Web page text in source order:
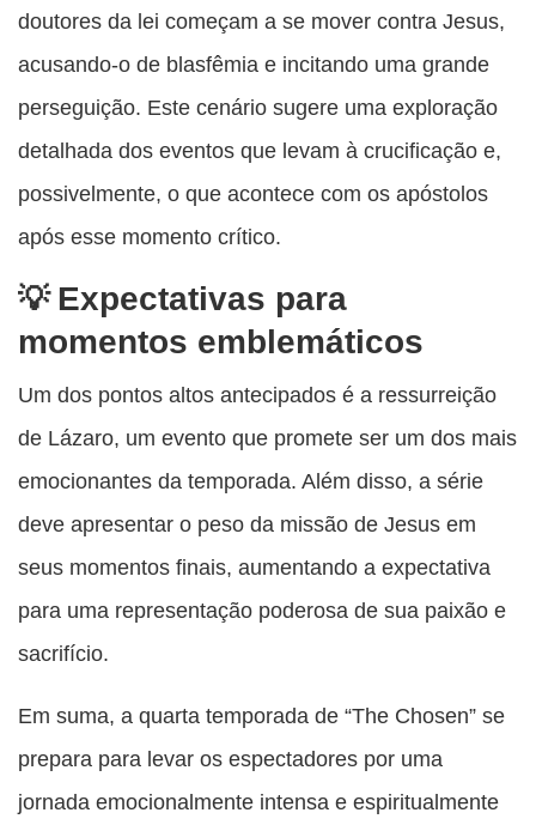
doutores da lei começam a se mover contra Jesus,
acusando-o de blasfêmia e incitando uma grande
perseguição. Este cenário sugere uma exploração
detalhada dos eventos que levam à crucificação e,
possivelmente, o que acontece com os apóstolos
após esse momento crítico.
Expectativas para
momentos emblemáticos
Um dos pontos altos antecipados é a ressurreição
de Lázaro, um evento que promete ser um dos mais
emocionantes da temporada. Além disso, a série
deve apresentar o peso da missão de Jesus em
seus momentos finais, aumentando a expectativa
para uma representação poderosa de sua paixão e
sacrifício.
Em suma, a quarta temporada de “The Chosen” se
prepara para levar os espectadores por uma
jornada emocionalmente intensa e espiritualmente